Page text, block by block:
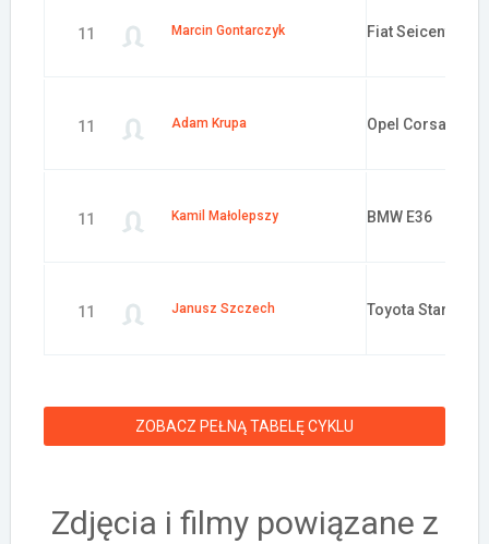
11 Marcin Gontarczyk Fiat Seicento
11 Adam Krupa Opel Corsa
11 Kamil Małolepszy BMW E36
11 Janusz Szczech Toyota Starlet
ZOBACZ PEŁNĄ TABELĘ CYKLU
Zdjęcia i filmy powiązane z